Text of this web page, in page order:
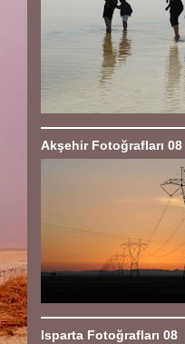
Akşehir Fotoğrafları 08
Isparta Fotoğrafları 08